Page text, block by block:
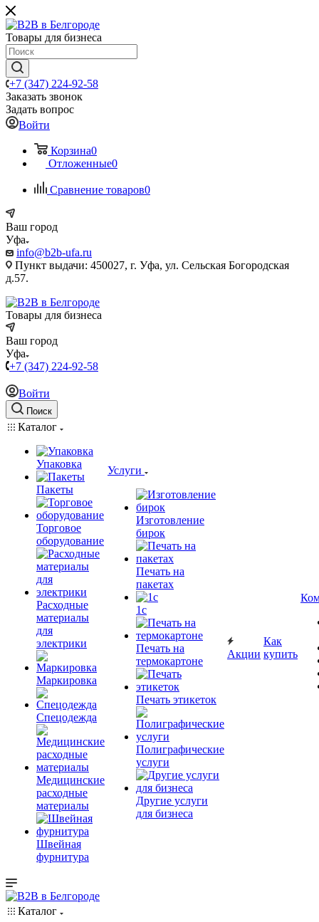
Товары для бизнеса
+7 (347) 224-92-58
Заказать звонок
Задать вопрос
Войти
Корзина0
Отложенные0
Сравнение товаров0
Ваш город
Уфа
info@b2b-ufa.ru
Пункт выдачи: 450027, г. Уфа, ул. Сельская Богородская
д.57.
Товары для бизнеса
Ваш город
Уфа
+7 (347) 224-92-58
Войти
Поиск
Каталог
Упаковка
Пакеты
Торговое
оборудование
Расходные
материалы
для
электрики
Маркировка
Спецодежда
Медицинские
расходные
материалы
Швейная
фурнитура
Услуги
Изготовление
бирок
Печать на
пакетах
1c
Печать на
термокартоне
Печать этикеток
Полиграфические
услуги
Другие услуги
для бизнеса
Акции
Как
купить
Каталог